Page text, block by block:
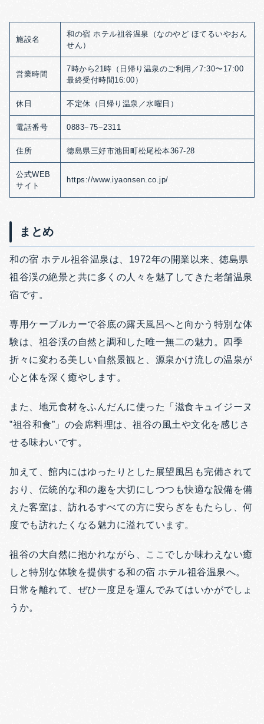
施設名
和の宿 ホテル祖谷温泉（なのやど ほてるいやおん
せん）
営業時間
7時から21時（日帰り温泉のご利用／7:30〜17:00
最終受付時間16:00）
休日 不定休（日帰り温泉／水曜日）
電話番号 0883−75−2311
住所 徳島県三好市池田町松尾松本367‐28
公式WEB
サイト
https://www.iyaonsen.co.jp/
まとめ
和の宿 ホテル祖谷温泉は、1972年の開業以来、徳島県
祖谷渓の絶景と共に多くの人々を魅了してきた老舗温泉
宿です。
専用ケーブルカーで谷底の露天風呂へと向かう特別な体
験は、祖谷渓の自然と調和した唯一無二の魅力。
四季
折々に変わる美しい自然景観と、源泉かけ流しの温泉が
心と体を深く癒やします。
また、地元食材をふんだんに使った「滋食キュイジーヌ
‟祖谷和食”」の会席料理は、祖谷の風土や文化を感じさ
せる味わいです。
加えて、館内にはゆったりとした展望風呂も完備されて
おり、伝統的な和の趣を大切にしつつも快適な設備を備
えた客室は、訪れるすべての方に安らぎをもたらし、何
度でも訪れたくなる魅力に溢れています。
祖谷の大自然に抱かれながら、ここでしか味わえない癒
しと特別な体験を提供する和の宿 ホテル祖谷温泉へ。
日常を離れて、ぜひ一度足を運んでみてはいかがでしょ
うか。